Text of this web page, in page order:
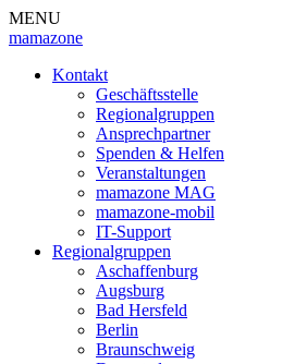
MENU
mamazone
Kontakt
Geschäftsstelle
Regionalgruppen
Ansprechpartner
Spenden & Helfen
Veranstaltungen
mamazone MAG
mamazone-mobil
IT-Support
Regionalgruppen
Aschaffenburg
Augsburg
Bad Hersfeld
Berlin
Braunschweig